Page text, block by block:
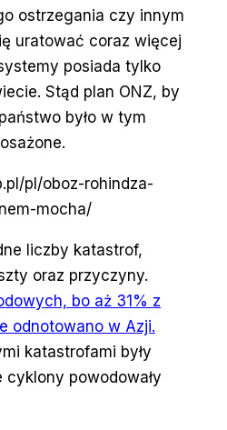
ostrzegania czy innym
uratować coraz więcej
posiada tylko
Stąd plan ONZ, by
było w tym
pl/oboz-rohindza-
mocha/
liczby katastrof,
oraz przyczyny.
bo aż 31% z
odnotowano w Azji.
katastrofami były
cyklony powodowały